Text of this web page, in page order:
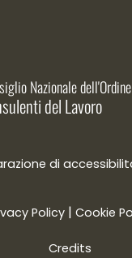
Nazionale dell'Ordine
del Lavoro
di
Policy | Cookie
Credits